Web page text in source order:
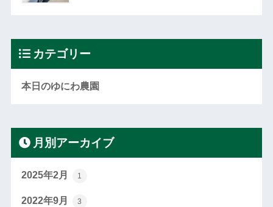
カテゴリー
本日のゆにわ農園
月別アーカイブ
2025年2月 1
2022年9月 3